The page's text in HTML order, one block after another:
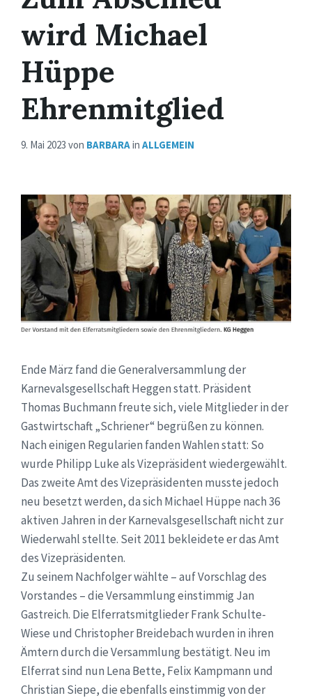
wird Michael
Hüppe
Ehrenmitglied
9. Mai 2023 von BARBARAin ALLGEMEIN
Ende März fand die Generalversammlung der
Karnevalsgesellschaft Heggen statt. Präsident
Thomas Buchmann freute sich, viele Mitglieder in der
Gastwirtschaft „Schriener“ begrüßen zu können.
Nach einigen Regularien fanden Wahlen statt: So
wurde Philipp Luke als Vizepräsident wiedergewählt.
Das zweite Amt des Vizepräsidenten musste jedoch
neu besetzt werden, da sich Michael Hüppe nach 36
aktiven Jahren in der Karnevalsgesellschaft nicht zur
Wiederwahl stellte. Seit 2011 bekleidete er das Amt
des Vizepräsidenten.
Zu seinem Nachfolger wählte – auf Vorschlag des
Vorstandes – die Versammlung einstimmig Jan
Gastreich. Die Elferratsmitglieder Frank Schulte-
Wiese und Christopher Breidebach wurden in ihren
Ämtern durch die Versammlung bestätigt. Neu im
Elferrat sind nun Lena Bette, Felix Kampmann und
Christian Siepe, die ebenfalls einstimmig von der